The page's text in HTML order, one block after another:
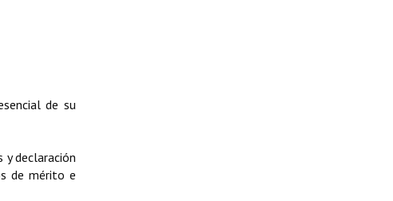
de su
declaración
de mérito e